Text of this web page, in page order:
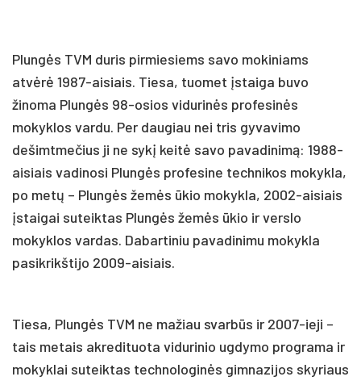
Plungės TVM duris pirmiesiems savo mokiniams
atvėrė 1987-aisiais. Tiesa, tuomet įstaiga buvo
žinoma Plungės 98-osios vidurinės profesinės
mokyklos vardu. Per daugiau nei tris gyvavimo
dešimtmečius ji ne sykį keitė savo pavadinimą: 1988-
aisiais vadinosi Plungės profesine technikos mokykla,
po metų – Plungės žemės ūkio mokykla, 2002-aisiais
įstaigai suteiktas Plungės žemės ūkio ir verslo
mokyklos vardas. Dabartiniu pavadinimu mokykla
pasikrikštijo 2009-aisiais.
Tiesa, Plungės TVM ne mažiau svarbūs ir 2007-ieji –
tais metais akredituota vidurinio ugdymo programa ir
mokyklai suteiktas technologinės gimnazijos skyriaus